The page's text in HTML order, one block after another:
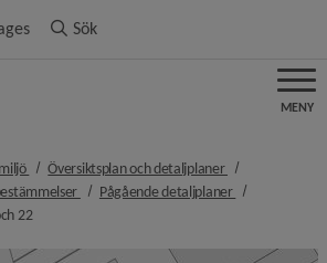
Sök
MENY
nivå i brödsmulenavigeringen
Översiktsplan och detaljplaner nivå i
nivå i brödsmulenavigeringen
Pågående detaljplaner nivå i
22nivå i brödsmulenavigeringen